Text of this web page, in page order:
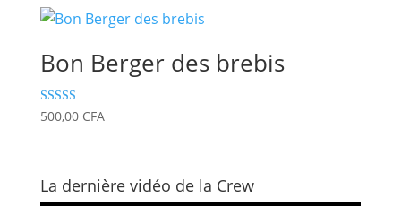
Bon Berger des brebis
Note
5.00
500,00 CFA
La dernière vidéo de la Crew